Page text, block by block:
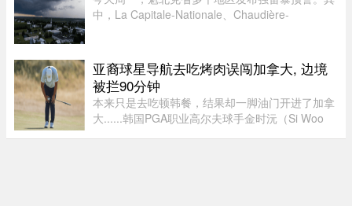
中，La Capitale-Nationale、Chaudière-
醒：“今天下午至今晚，天气条件有 ...
亚裔球星导航去吃烤肉误闯加拿大, 边境
被拦90分钟
本来只是去吃顿韩餐，结果却一脚油门开进了加拿
大......韩国PGA职业高尔夫球手金时沅（Si Woo